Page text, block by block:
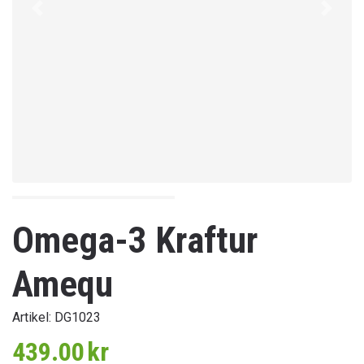
Omega-3 Kraftur
Amequ
Artikel: DG1023
439.00 kr